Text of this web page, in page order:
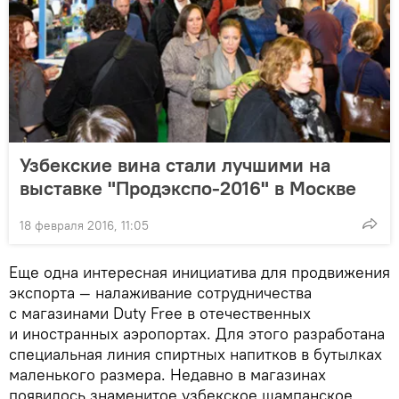
Узбекские вина стали лучшими на
выставке "Продэкспо-2016" в Москве
18 февраля 2016, 11:05
Еще одна интересная инициатива для продвижения
экспорта — налаживание сотрудничества
с магазинами Duty Free в отечественных
и иностранных аэропортах. Для этого разработана
специальная линия спиртных напитков в бутылках
маленького размера. Недавно в магазинах